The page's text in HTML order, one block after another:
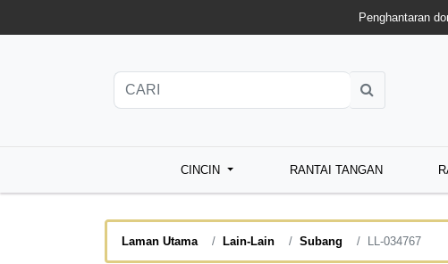
Penghantaran
CINCIN RANTAI TANGAN
Laman Utama Lain-Lain Subang LL-034767